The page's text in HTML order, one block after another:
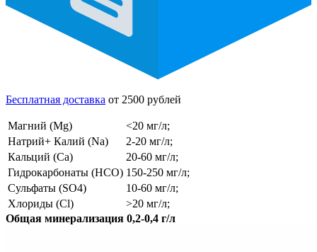
Бесплатная доставка от 2500 рублей
Магний (Mg)
<20 мг/л;
Натрий+ Калий (Na)
2-20 мг/л;
Кальций (Ca)
20-60 мг/л;
Гидрокарбонаты (HCO) 150-250 мг/л;
Сульфаты (SO4)
10-60 мг/л;
Хлориды (Cl)
>20 мг/л;
Общая минерализация 0,2-0,4 г/л